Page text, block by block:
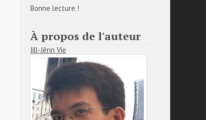
Bonne lecture !
À propos de l'auteur
Jill-Jênn Vie